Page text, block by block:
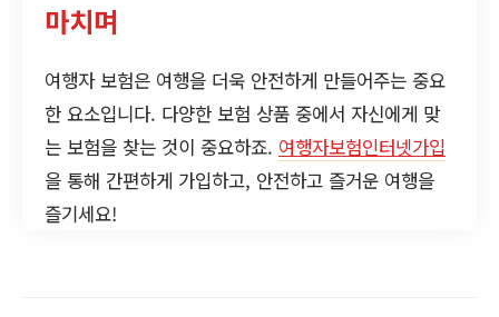
마치며
여행자 보험은 여행을 더욱 안전하게 만들어주는 중요
한 요소입니다. 다양한 보험 상품 중에서 자신에게 맞
는 보험을 찾는 것이 중요하죠. 여행자보험인터넷가입
을 통해 간편하게 가입하고, 안전하고 즐거운 여행을
즐기세요!